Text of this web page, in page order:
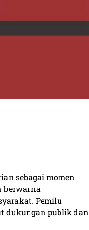
sebagai momen
berwarna
Pemilu
dukungan publik dan